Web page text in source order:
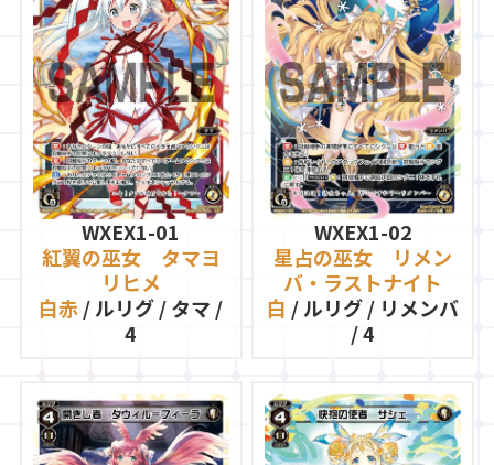
WXEX1-01
紅翼の巫女 タマヨ
リヒメ
白赤/ ルリグ / タマ /
4
WXEX1-02
星占の巫女 リメン
バ・ラストナイト
白 / ルリグ / リメンバ
/ 4